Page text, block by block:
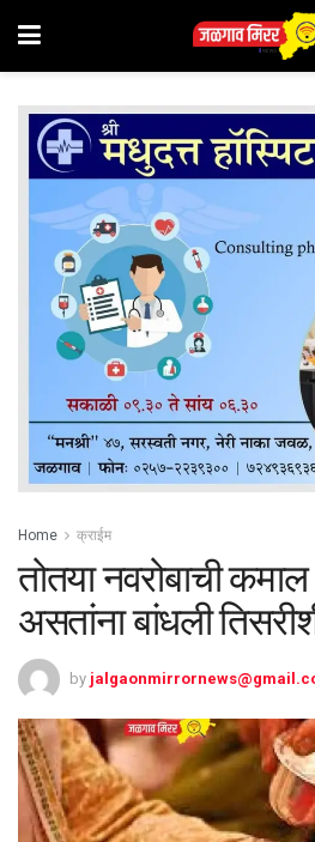
Home क्राईम
तोतया नवरोबाची
असतांना बांधली
by